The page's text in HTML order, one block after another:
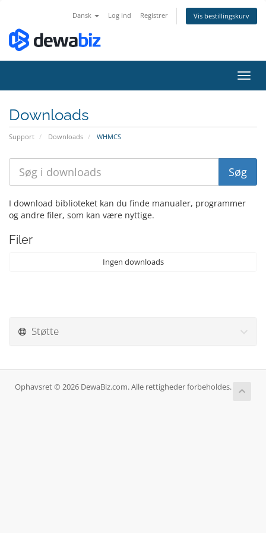
Dansk Log ind Registrer Vis bestillingskurv
Skift
Downloads
Support Downloads WHMCS
I download biblioteket kan du finde manualer, programmer
og andre filer, som kan være nyttige.
Filer
Ingen downloads
Støtte
Ophavsret © 2026 DewaBiz.com. Alle rettigheder forbeholdes.